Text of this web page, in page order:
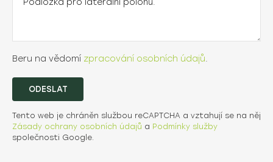
Beru na vědomí zpracování osobních údajů.
Tento web je chráněn službou reCAPTCHA a vztahují se na něj
Zásady ochrany osobních údajů a Podmínky služby
společnosti Google.
ODESLAT